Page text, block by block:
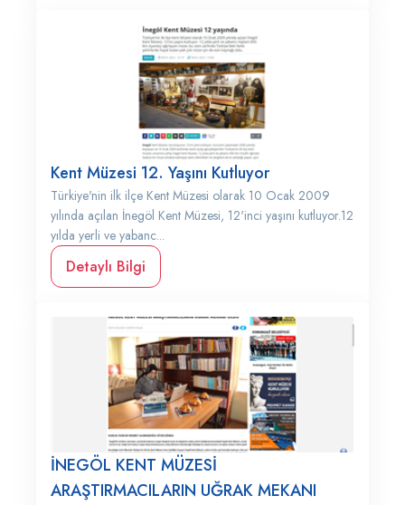
Kent Müzesi 12. Yaşını Kutluyor
Türkiye'nin ilk ilçe Kent Müzesi olarak 10 Ocak 2009
yılında açılan İnegöl Kent Müzesi, 12'inci yaşını kutluyor.12
yılda yerli ve yabanc...
Detaylı Bilgi
İNEGÖL KENT MÜZESİ
ARAŞTIRMACILARIN UĞRAK MEKANI